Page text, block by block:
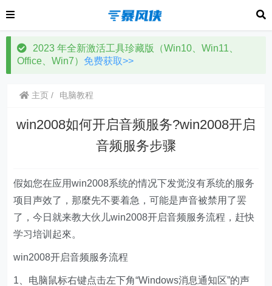
2023 年全新激活工具珍藏版（Win10、Win11、
Office、Win7） 免费获取>>
主页 电脑教程
win2008如何开启音频服务?win2008开启
音频服务步骤
假如您在应用win2008系统的情况下发觉沒有系统的服务
项目声效了，那麼先不要着急，可能是声音被禁用了罢
了，今日就来教大伙儿win2008开启音频服务流程，赶快
学习培训起來。
win2008开启音频服务流程
1、电脑鼠标右键点击左下角“Windows消息通知区”的声